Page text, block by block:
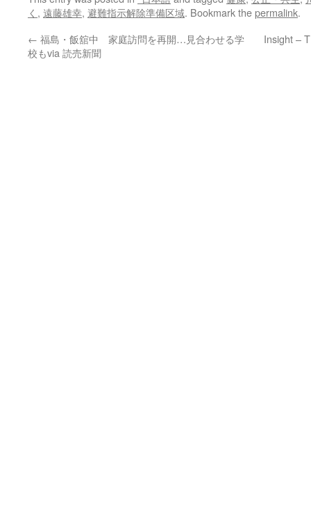
く , 遠藤雄幸, 避難指示解除準備区域. Bookmark thepermalink.
← 福島・飯舘中 家庭訪問を再開…見合わせる学
校もvia 読売新聞
Insight –